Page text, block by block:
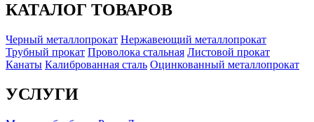
КАТАЛОГ ТОВАРОВ
Черный металлопрокат Нержавеющий металлопрокат
Трубный прокат Проволока стальная Листовой прокат
Канаты Калиброванная сталь Оцинкованный металлопрокат
УСЛУГИ